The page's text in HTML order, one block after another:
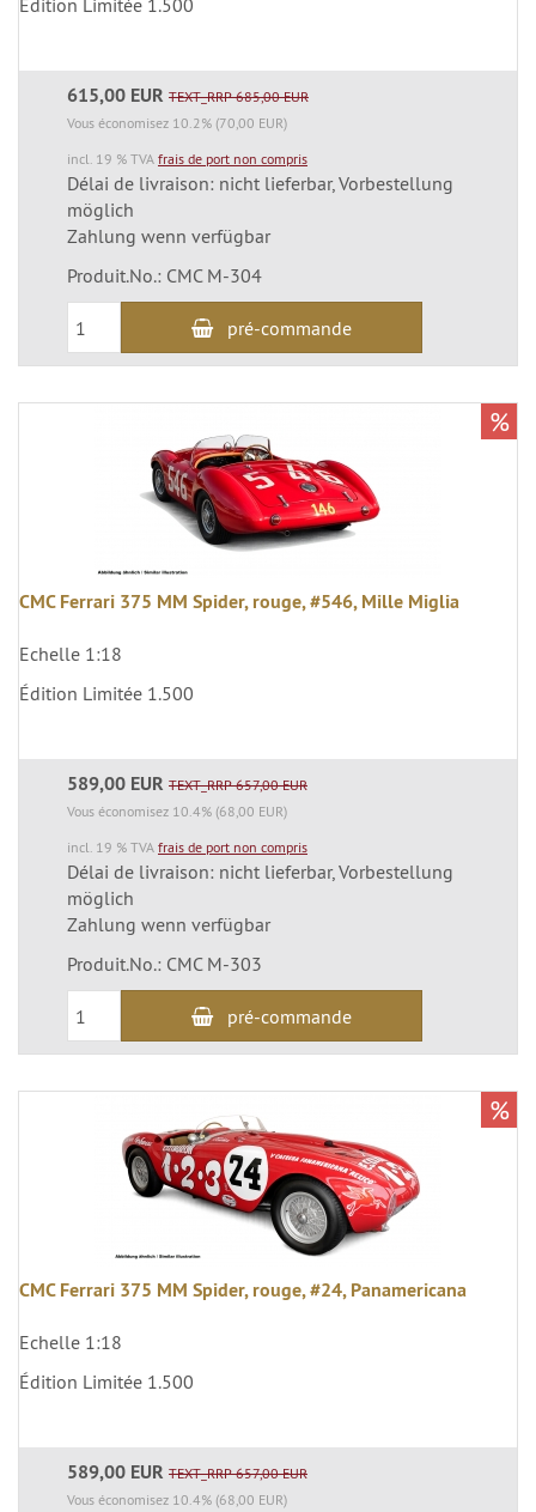
Édition Limitée 1.500
615,00 EUR TEXT_RRP 685,00 EUR
Vous économisez 10.2% (70,00 EUR)
incl. 19 % TVA frais de port non compris
Délai de livraison: nicht lieferbar, Vorbestellung
möglich
Zahlung wenn verfügbar
Produit.No.: CMC M-304
pré-commande
CMC Ferrari 375 MM Spider, rouge, #546, Mille Miglia
Echelle 1:18
Édition Limitée 1.500
589,00 EUR TEXT_RRP 657,00 EUR
Vous économisez 10.4% (68,00 EUR)
incl. 19 % TVA frais de port non compris
Délai de livraison: nicht lieferbar, Vorbestellung
möglich
Zahlung wenn verfügbar
Produit.No.: CMC M-303
pré-commande
%
CMC Ferrari 375 MM Spider, rouge, #24, Panamericana
Echelle 1:18
Édition Limitée 1.500
589,00 EUR TEXT_RRP 657,00 EUR
Vous économisez 10.4% (68,00 EUR)
%